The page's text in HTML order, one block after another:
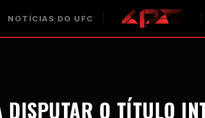
NOTÍCIAS DO UFC
DISPUTAR O TÍTULO